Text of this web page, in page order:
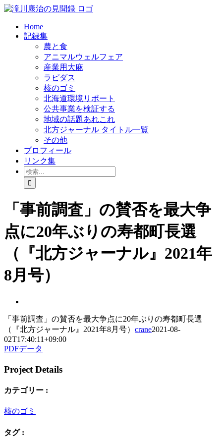
Skip
contentHome
記録集
農と食
アニマルウェルフェア
産業用大麻
ラピダス
核のゴミ
北海道環境リポート
公共事業を検証する
地域の話題あれこれ
北方ジャーナル タイトル一覧
その他
プロフィール
リンク集
検
索
…
「事前調査」の賛否を最大争
点に20年ぶりの寿都町長選
（『北方ジャーナル』2021年
8月号）
Image
「事前調査」の賛否を最大争点に20年ぶりの寿都町長選
（『北方ジャーナル』2021年8月号） crane2021-08-
02T17:40:11+09:00
PDFデータ
Project Details
カテゴリー :
核のゴミ
タグ :